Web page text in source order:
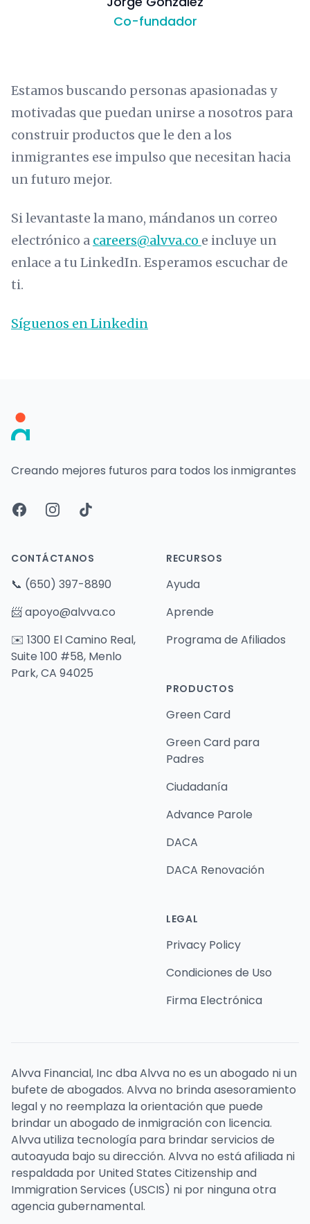
Co-fundador
Estamos buscando personas apasionadas y
motivadas que puedan unirse a nosotros para
construir productos que le den a los
inmigrantes ese impulso que necesitan hacia
un futuro mejor.
Si levantaste la mano, mándanos un correo
electrónico a careers@alvva.co e incluye un
enlace a tu LinkedIn. Esperamos escuchar de
ti.
Síguenos en Linkedin
Creando mejores futuros para todos los inmigrantes
FacebookInstagramTikTok
CONTÁCTANOS
📞 (650) 397-8890
📨apoyo@alvva.co
✉️ 1300 El Camino Real,
Suite 100 #58, Menlo
Park, CA 94025
RECURSOS
Ayuda
Aprende
Programa de Afiliados
PRODUCTOS
Green Card
Green Card para
Padres
Ciudadanía
Advance Parole
DACA
DACA Renovación
LEGAL
Privacy Policy
Condiciones de Uso
Firma Electrónica
Alvva Financial, Inc dba Alvva no es un abogado ni un
bufete de abogados. Alvva no brinda asesoramiento
legal y no reemplaza la orientación que puede
brindar un abogado de inmigración con licencia.
Alvva utiliza tecnología para brindar servicios de
autoayuda bajo su dirección. Alvva no está afiliada ni
respaldada por United States Citizenship and
Immigration Services (USCIS) ni por ninguna otra
agencia gubernamental.